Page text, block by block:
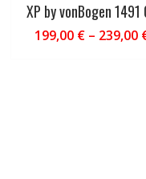
XP by vonBogen 1491
199,00 € – 239,00